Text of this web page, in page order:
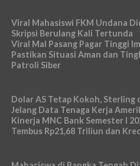
Viral Mahasiswi FKM Undana
Skripsi Berulang Kali Tertunda
Viral Mal Pasang Pagar Tinggi
Pastikan Situasi Aman dan
Patroli Siber
Dolar AS Tetap Kokoh, Sterling
Jelang Data Tenaga Kerja
Kinerja MNC Bank Semester I
Tembus Rp21,68 Triliun dan